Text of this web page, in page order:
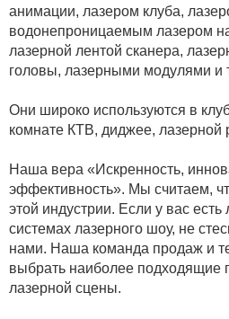
анимации, лазером клуба,
водонепроницаемым лазером
лазерной лентой сканера,
головы, лазерными модулями и
Они широко используются в
комнате КТВ, диджее, лазерной
Наша вера «Искренность,
эффективность». Мы считаем,
этой индустрии. Если у вас
системах лазерного шоу, не
нами. Наша команда продаж и
выбрать наиболее подходящие
лазерной сцены.